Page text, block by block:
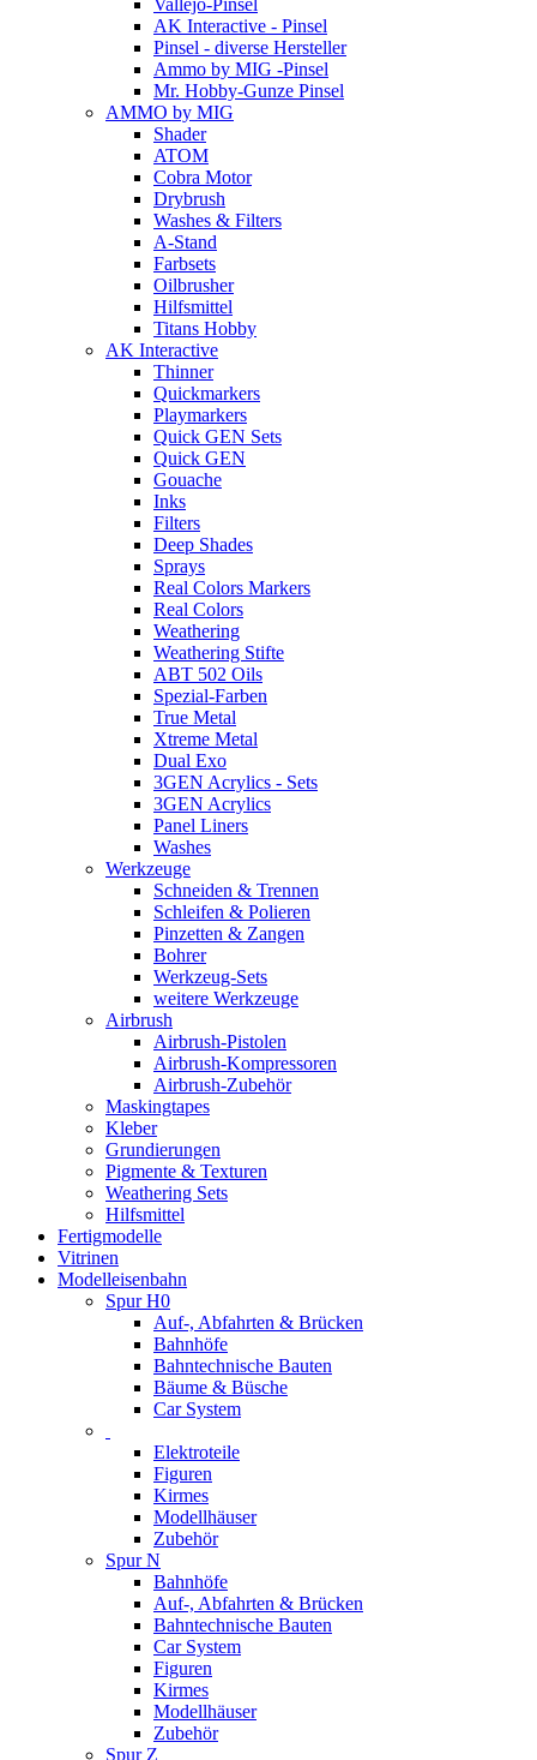
Vallejo-Pinsel
AK Interactive - Pinsel
Pinsel - diverse Hersteller
Ammo by MIG -Pinsel
Mr. Hobby-Gunze Pinsel
AMMO by MIG
Shader
ATOM
Cobra Motor
Drybrush
Washes & Filters
A-Stand
Farbsets
Oilbrusher
Hilfsmittel
Titans Hobby
AK Interactive
Thinner
Quickmarkers
Playmarkers
Quick GEN Sets
Quick GEN
Gouache
Inks
Filters
Deep Shades
Sprays
Real Colors Markers
Real Colors
Weathering
Weathering Stifte
ABT 502 Oils
Spezial-Farben
True Metal
Xtreme Metal
Dual Exo
3GEN Acrylics - Sets
3GEN Acrylics
Panel Liners
Washes
Werkzeuge
Schneiden & Trennen
Schleifen & Polieren
Pinzetten & Zangen
Bohrer
Werkzeug-Sets
weitere Werkzeuge
Airbrush
Airbrush-Pistolen
Airbrush-Kompressoren
Airbrush-Zubehör
Maskingtapes
Kleber
Grundierungen
Pigmente & Texturen
Weathering Sets
Hilfsmittel
Fertigmodelle
Vitrinen
Modelleisenbahn
Spur H0
Auf-, Abfahrten & Brücken
Bahnhöfe
Bahntechnische Bauten
Bäume & Büsche
Car System
Elektroteile
Figuren
Kirmes
Modellhäuser
Zubehör
Spur N
Bahnhöfe
Auf-, Abfahrten & Brücken
Bahntechnische Bauten
Car System
Figuren
Kirmes
Modellhäuser
Zubehör
Spur Z